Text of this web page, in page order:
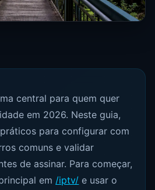
central para quem quer
em 2026. Neste guia,
para configurar com
comuns e validar
de assinar. Para começar,
em /iptv/ e usar o